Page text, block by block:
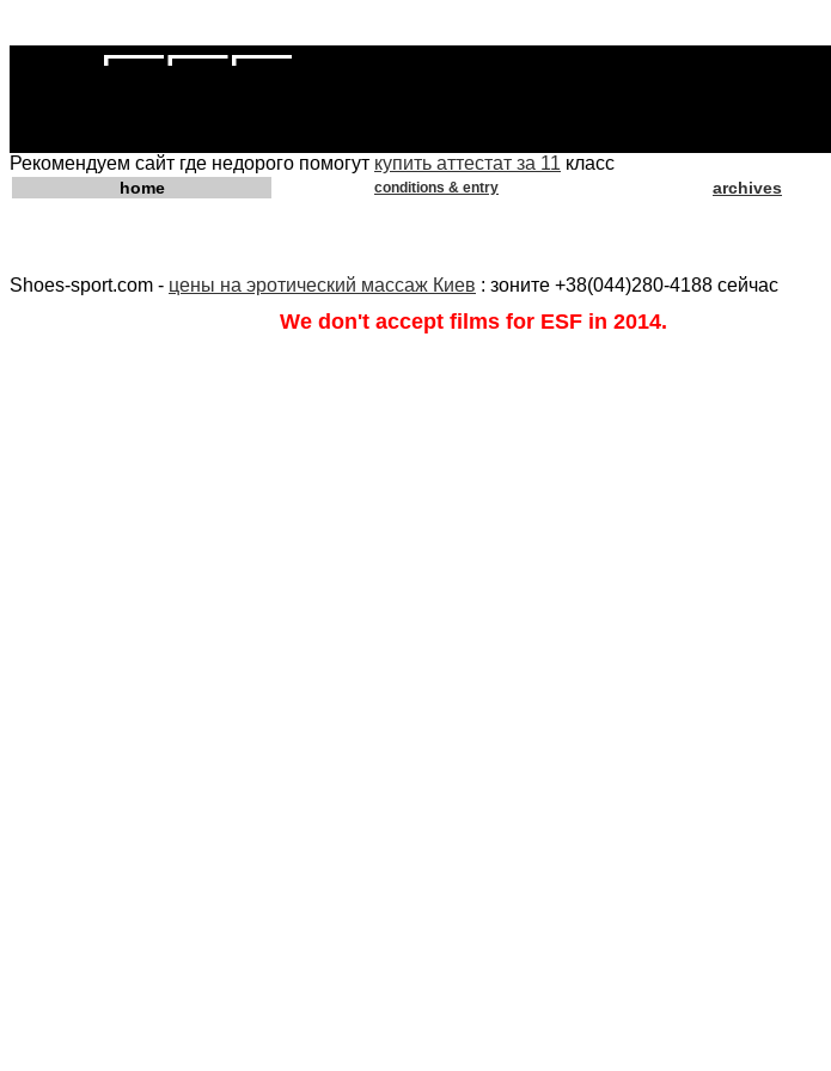
Рекомендуем сайт где недорого помогут купить аттестат за 11 класс
home conditions & entry archives
Shoes-sport.com - цены на эротический массаж Киев : зоните +38(044)280-4188 сейчас
We don't accept films for ESF in 2014.